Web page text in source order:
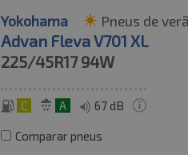
Yokohama Pneus de
Advan Fleva V701 XL
225/45R1794W
C A 67 dB
Comparar pneus